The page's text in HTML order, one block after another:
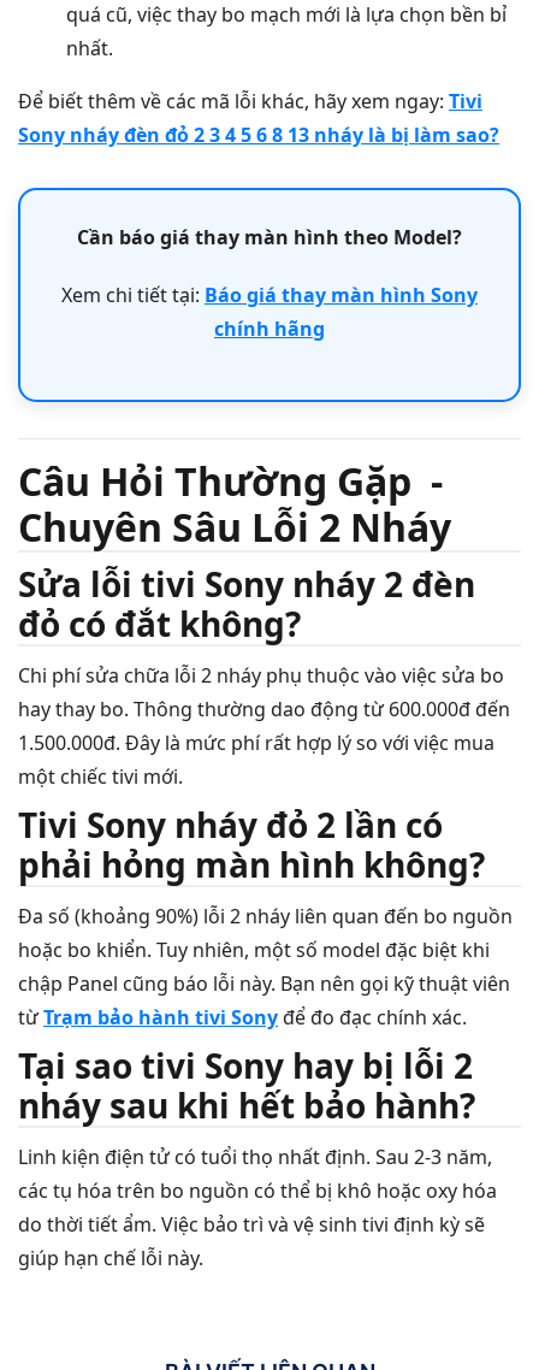
quá cũ, việc thay bo mạch mới là lựa chọn bền bỉ
nhất.
Để biết thêm về các mã lỗi khác, hãy xem ngay: Tivi
Sony nháy đèn đỏ 2 3 4 5 6 8 13 nháy là bị làm sao?
Cần báo giá thay màn hình theo Model?
Xem chi tiết tại: Báo giá thay màn hình Sony
chính hãng
Câu Hỏi Thường Gặp -
Chuyên Sâu Lỗi 2 Nháy
Sửa lỗi tivi Sony nháy 2 đèn
đỏ có đắt không?
Chi phí sửa chữa lỗi 2 nháy phụ thuộc vào việc sửa bo
hay thay bo. Thông thường dao động từ 600.000đ đến
1.500.000đ. Đây là mức phí rất hợp lý so với việc mua
một chiếc tivi mới.
Tivi Sony nháy đỏ 2 lần có
phải hỏng màn hình không?
Đa số (khoảng 90%) lỗi 2 nháy liên quan đến bo nguồn
hoặc bo khiển. Tuy nhiên, một số model đặc biệt khi
chập Panel cũng báo lỗi này. Bạn nên gọi kỹ thuật viên
từTrạm bảo hành tivi Sonyđể đo đạc chính xác.
Tại sao tivi Sony hay bị lỗi 2
nháy sau khi hết bảo hành?
Linh kiện điện tử có tuổi thọ nhất định. Sau 2-3 năm,
các tụ hóa trên bo nguồn có thể bị khô hoặc oxy hóa
do thời tiết ẩm. Việc bảo trì và vệ sinh tivi định kỳ sẽ
giúp hạn chế lỗi này.